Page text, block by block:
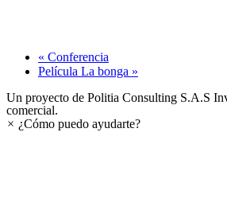
« Conferencia
Película La bonga »
Un proyecto de Politia Consulting S.A.S
comercial.
× ¿Cómo puedo ayudarte?